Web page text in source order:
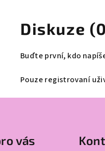
Diskuze
Buďte první, kdo
Pouze registrovaní
vás